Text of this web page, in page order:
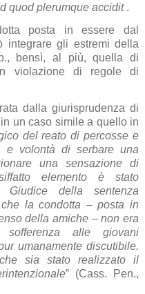
quod plerumque accidit .
posta in essere dal
integrare gli estremi della
bensì, al più, quella di
violazione di regole di
dalla giurisprudenza di
un caso simile a quello in
del reato di percosse e
e volontà di serbare una
una sensazione di
elemento è stato
Giudice della sentenza
la condotta – posta in
della amiche – non era
alle giovani
umanamente discutibile.
sia stato realizzato il
” (Cass. Pen.,